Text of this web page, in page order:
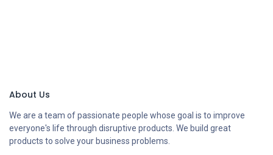
About Us
We are a team of passionate people whose goal is to improve
everyone's life through disruptive products. We build great
products to solve your business problems.